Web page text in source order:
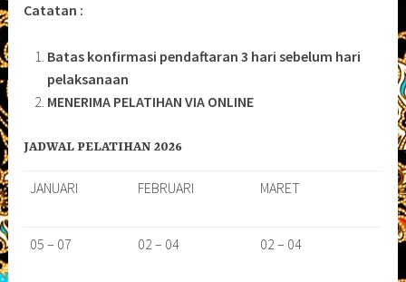
Catatan :
Batas konfirmasi pendaftaran 3 hari sebelum hari
pelaksanaan
MENERIMA PELATIHAN VIA ONLINE
JADWAL PELATIHAN 2026
JANUARI FEBRUARI MARET
05 – 07 02 – 04 02 – 04